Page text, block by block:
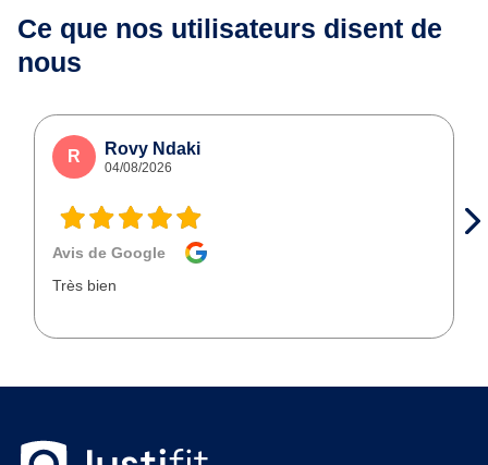
Ce que nos utilisateurs disent de
nous
R Rovy Ndaki
04/08/2026
Avis de Google
Très bien